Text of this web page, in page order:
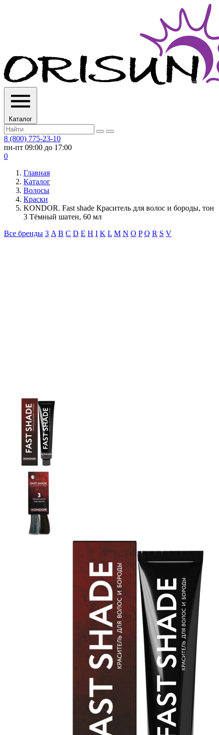
Каталог
8 (800) 775-23-10
пн-пт 09:00 до 17:00
0
Главная
Каталог
Волосы
Краски
KONDOR. Fast shade Краситель для волос и бороды, тон
3 Тёмный шатен, 60 мл
Все бренды 3 A B C D E H I K L M N O P Q R S V